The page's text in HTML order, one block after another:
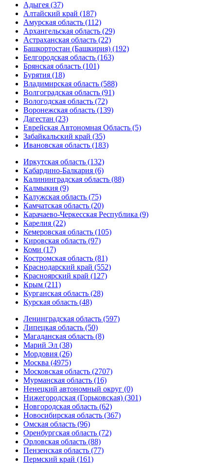
Адыгея (37)
Алтайский край (187)
Амурская область (112)
Архангельская область (29)
Астраханская область (22)
Башкортостан (Башкирия) (192)
Белгородская область (163)
Брянская область (101)
Бурятия (18)
Владимирская область (588)
Волгоградская область (91)
Вологодская область (72)
Воронежская область (139)
Дагестан (23)
Еврейская Автономная Область (5)
Забайкальский край (35)
Ивановская область (183)
Иркутская область (132)
Кабардино-Балкария (6)
Калининградская область (88)
Калмыкия (9)
Калужская область (75)
Камчатская область (20)
Карачаево-Черкесская Республика (9)
Карелия (22)
Кемеровская область (105)
Кировская область (97)
Коми (17)
Костромская область (81)
Краснодарский край (552)
Красноярский край (127)
Крым (211)
Курганская область (28)
Курская область (48)
Ленинградская область (597)
Липецкая область (50)
Магаданская область (8)
Марий Эл (38)
Мордовия (26)
Москва (4975)
Московская область (2707)
Мурманская область (16)
Ненецкий автономный округ (0)
Нижегородская (Горьковская) (301)
Новгородская область (62)
Новосибирская область (367)
Омская область (96)
Оренбургская область (72)
Орловская область (88)
Пензенская область (77)
Пермский край (161)